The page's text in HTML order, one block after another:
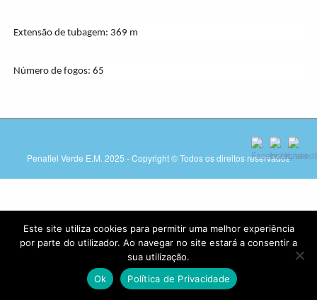
Extensão de tubagem: 369 m
Número de fogos: 65
Penafiel Verde E.M. 2025 - Copyright © Todos os direitos reservados
Este site utiliza cookies para permitir uma melhor experiência
por parte do utilizador. Ao navegar no site estará a consentir a
sua utilização.
Ok
Política de Privacidade